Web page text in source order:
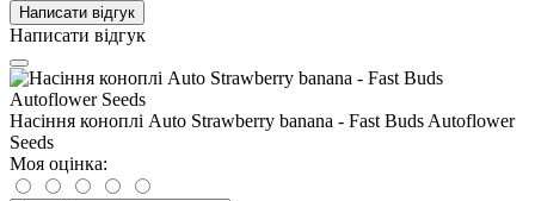
Написати відгук
Написати відгук
Насіння коноплі Auto Strawberry banana - Fast Buds Autoflower
Seeds
Моя оцінка: